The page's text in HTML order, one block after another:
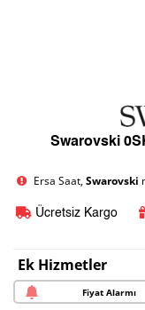
Swarovski
Ersa Saat,Swarovski
Ücretsiz Kargo
Ek Hizmetler
Fiyat Alarmı